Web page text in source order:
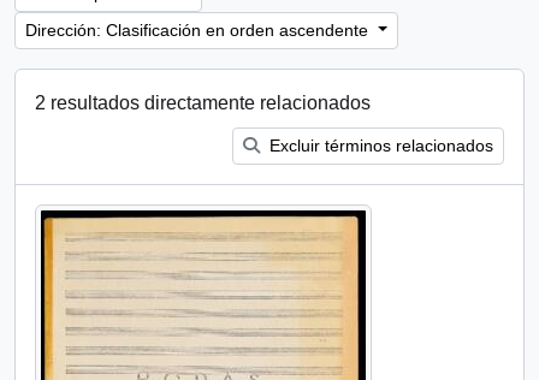
Dirección: Clasificación en orden ascendente
2 resultados directamente relacionados
Excluir términos relacionados